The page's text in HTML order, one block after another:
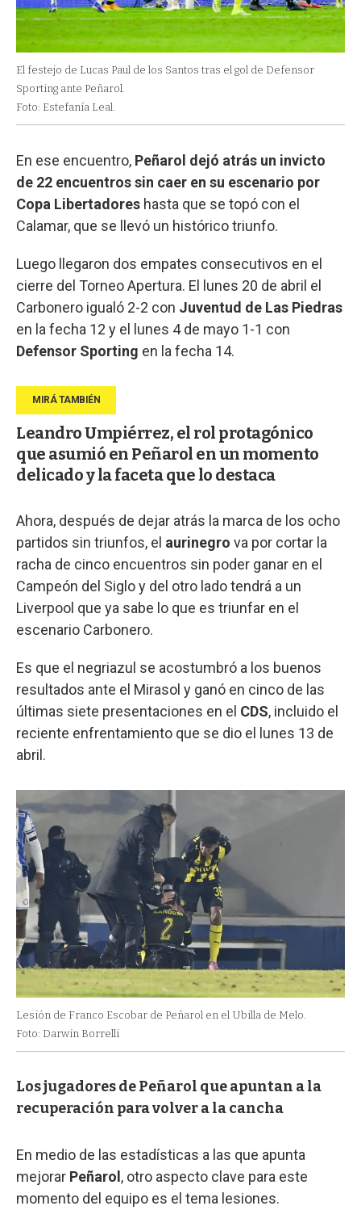
El festejo de Lucas Paul de los Santos tras el gol de Defensor
Sporting ante Peñarol.
Foto: Estefanía Leal.
En ese encuentro, Peñarol dejó atrás un invicto
de 22 encuentros sin caer en su escenario por
Copa Libertadores hasta que se topó con el
Calamar, que se llevó un histórico triunfo.
Luego llegaron dos empates consecutivos en el
cierre del Torneo Apertura. El lunes 20 de abril el
Carbonero igualó 2-2 con Juventud de Las Piedras
en la fecha 12 y el lunes 4 de mayo 1-1 con
Defensor Sporting en la fecha 14.
Leandro Umpiérrez, el rol protagónico
que asumió en Peñarol en un momento
delicado y la faceta que lo destaca
Ahora, después de dejar atrás la marca de los ocho
partidos sin triunfos, el aurinegro va por cortar la
racha de cinco encuentros sin poder ganar en el
Campeón del Siglo y del otro lado tendrá a un
Liverpool que ya sabe lo que es triunfar en el
escenario Carbonero.
Es que el negriazul se acostumbró a los buenos
resultados ante el Mirasol y ganó en cinco de las
últimas siete presentaciones en el CDS, incluido el
reciente enfrentamiento que se dio el lunes 13 de
abril.
Lesión de Franco Escobar de Peñarol en el Ubilla de Melo.
Foto: Darwin Borrelli
Los jugadores de Peñarol que apuntan a la
recuperación para volver a la cancha
En medio de las estadísticas a las que apunta
mejorar Peñarol , otro aspecto clave para este
momento del equipo es el tema lesiones.